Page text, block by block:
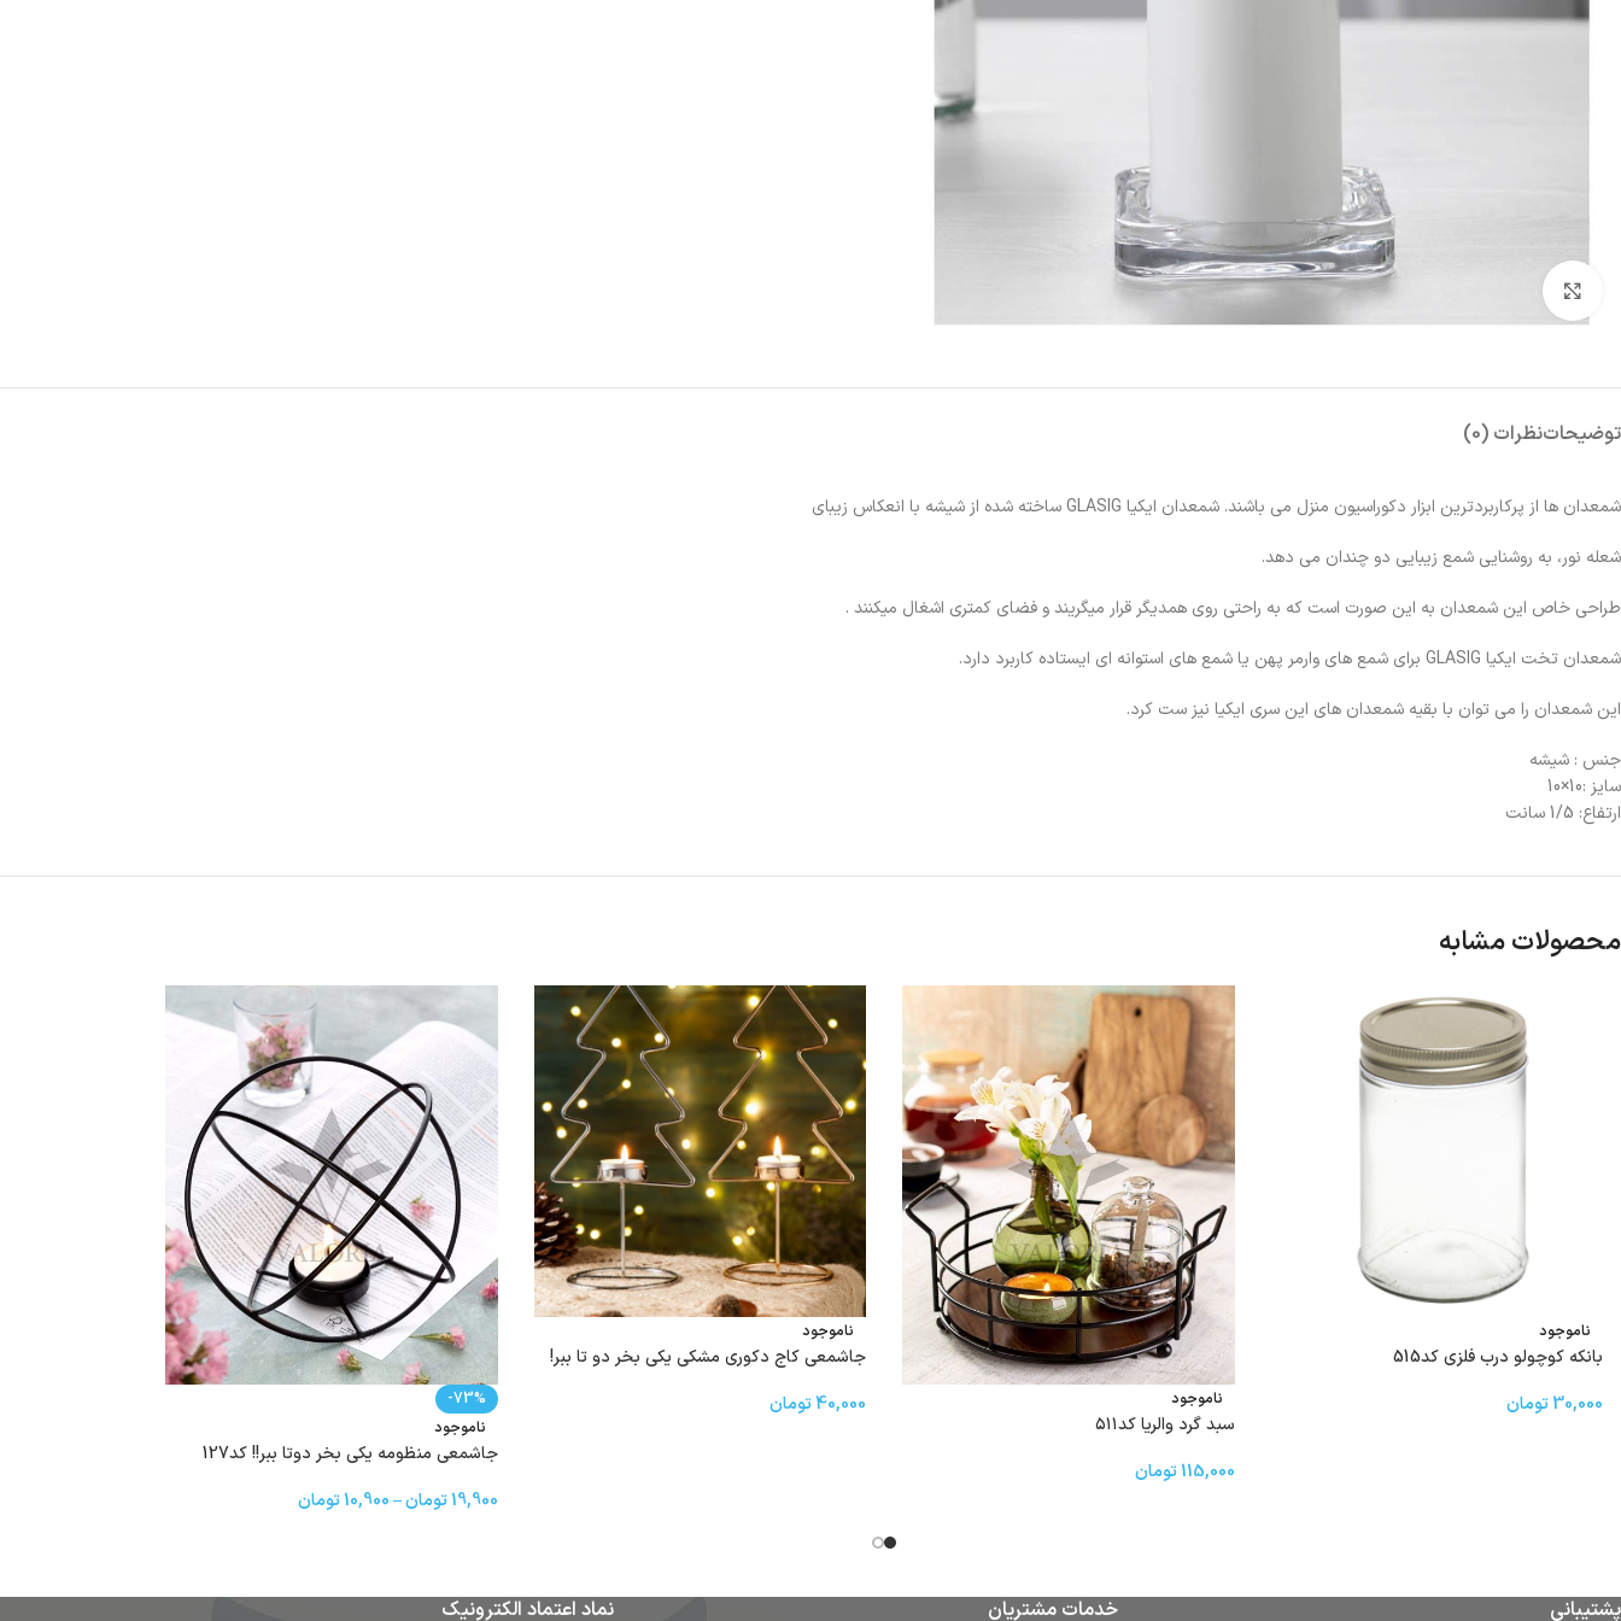
توضیحاتنظرات (0)
شمعدان ها از پرکاربردترین ابزار دکوراسیون منزل می باشند. شمعدان ایکیا GLASIG ساخته شده از شیشه با انعکاس زیبای
شعله نور، به روشنایی شمع زیبایی دو چندان می دهد.
طراحی خاص این شمعدان به این صورت است که به راحتی روی همدیگر قرار میگریند و فضای کمتری اشغال میکنند .
شمعدان تخت ایکیا GLASIG برای شمع های وارمر پهن یا شمع های استوانه ای ایستاده کاربرد دارد.
این شمعدان را می توان با بقیه شمعدان های این سری ایکیا نیز ست کرد.
جنس : شیشه
سایز :10×10
ارتفاع: 1/5 سانت
محصولات مشابه
ناموجود
بانکه کوچولو درب فلزی کد515
30,000تومان ناموجود
سبد گرد والریا کد۵۱۱
115,000تومان
ناموجود
جاشمعی کاج دکوری مشکی یکی بخر دو تا ببر!
40,000تومان
-73%
ناموجود
جاشمعی منظومه یکی بخر دوتا ببر!! کد127
19,900تومان–
10,900تومان
پشتیبانی خدمات مشتریان نماد اعتماد الکترونیک